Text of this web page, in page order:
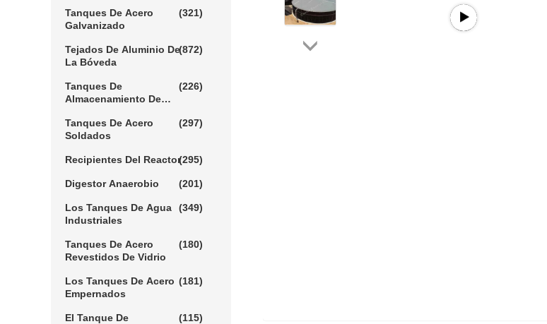
Tanques De Acero
Galvanizado
(321)
Tejados De Aluminio De
La Bóveda
(872)
Tanques De
Almacenamiento De
(226)
Tanques De Acero
Soldados
(297)
Recipientes Del Reactor(295)
Digestor Anaerobio (201)
Los Tanques De Agua
Industriales
(349)
Tanques De Acero
Revestidos De Vidrio
(180)
Los Tanques De Acero
Empernados
(181)
El Tanque De
(115)